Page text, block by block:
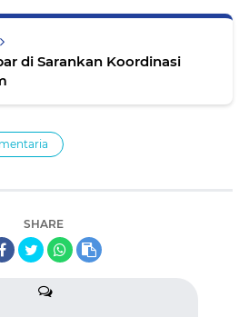
di Sarankan Koordinasi
SHARE